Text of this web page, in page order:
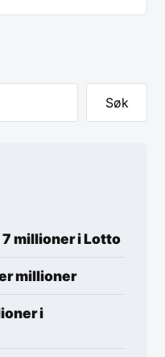
Søk
millioner i Lotto
millioner
i